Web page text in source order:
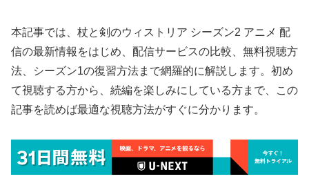
本記事では、杖と剣のウィストリア シーズン2 アニメ 配
信の最新情報をはじめ、配信サービスの比較、無料視聴方
法、シーズン1の復習方法まで網羅的に解説します。初め
て視聴する方から、続編を楽しみにしている方まで、この
記事を読めば最適な視聴方法がすぐに分かります。